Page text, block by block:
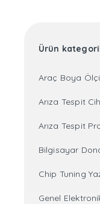
Ürün
Araç Boya
Arıza Tespit
Arıza Tespit
Bilgisayar
Chip Tuning
Genel